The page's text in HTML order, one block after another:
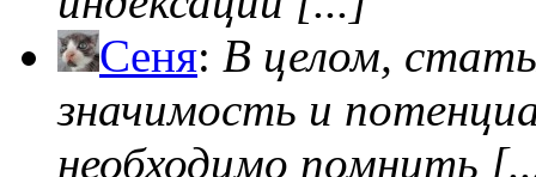
Сеня: В целом,
значимость и
необходимо помнить